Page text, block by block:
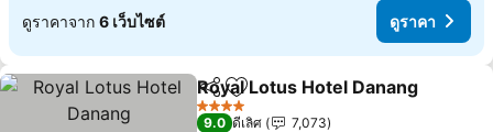
ดูราคาจาก 6 เว็บไซต์ ดูราคา
แชร์ เพิ่มในรายการโปรด
Royal Lotus Hotel Danang
4 ดาว
9.0 ดีเลิศ
7,073